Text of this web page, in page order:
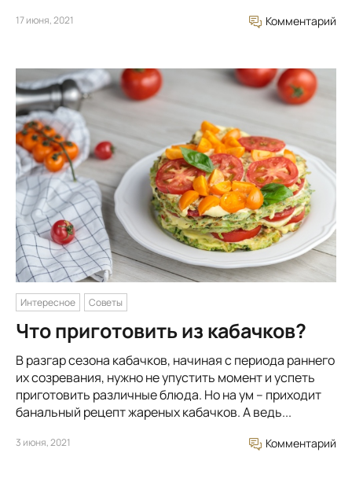
17 июня, 2021 Комментарий
Интересное Советы
Что приготовить из кабачков?
В разгар сезона кабачков, начиная с периода раннего
их созревания, нужно не упустить момент и успеть
приготовить различные блюда. Но на ум – приходит
банальный рецепт жареных кабачков. А ведь...
3 июня, 2021 Комментарий